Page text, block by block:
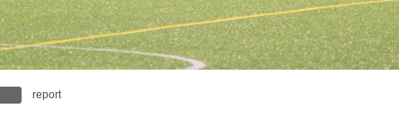
report